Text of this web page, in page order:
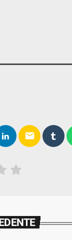
email